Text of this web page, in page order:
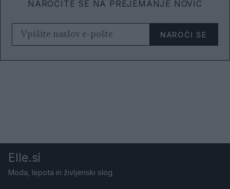
NAROČITE SE NA PREJEMANJE NOVIC
NAROČI SE
Elle.si
Moda, lepota in življenski slog.